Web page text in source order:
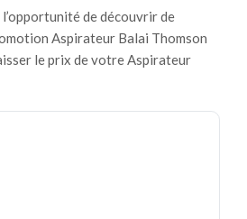
de découvrir de
Aspirateur Balai Thomson
le prix de votre Aspirateur